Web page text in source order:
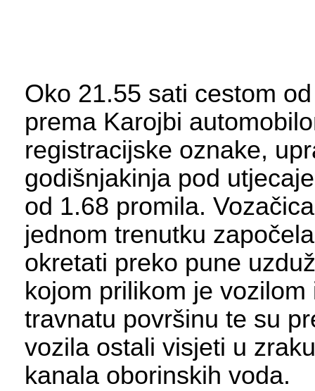
Oko 21.55 sati cestom
prema Karojbi
registracijske oznake,
godišnjakinja pod
od 1.68 promila.
jednom trenutku
okretati preko pune
kojom prilikom je vozilom
travnatu površinu te su
vozila ostali visjeti u
kanala oborinskih voda.